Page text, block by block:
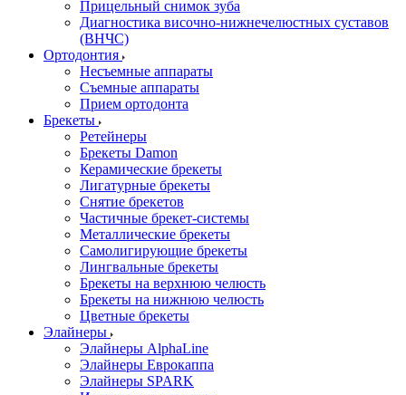
Прицельный снимок зуба
Диагностика височно-нижнечелюстных суставов
(ВНЧС)
Ортодонтия
Несъемные аппараты
Съемные аппараты
Прием ортодонта
Брекеты
Ретейнеры
Брекеты Damon
Керамические брекеты
Лигатурные брекеты
Снятие брекетов
Частичные брекет-системы
Металлические брекеты
Самолигирующие брекеты
Лингвальные брекеты
Брекеты на верхнюю челюсть
Брекеты на нижнюю челюсть
Цветные брекеты
Элайнеры
Элайнеры AlphaLine
Элайнеры Еврокаппа
Элайнеры SPARK